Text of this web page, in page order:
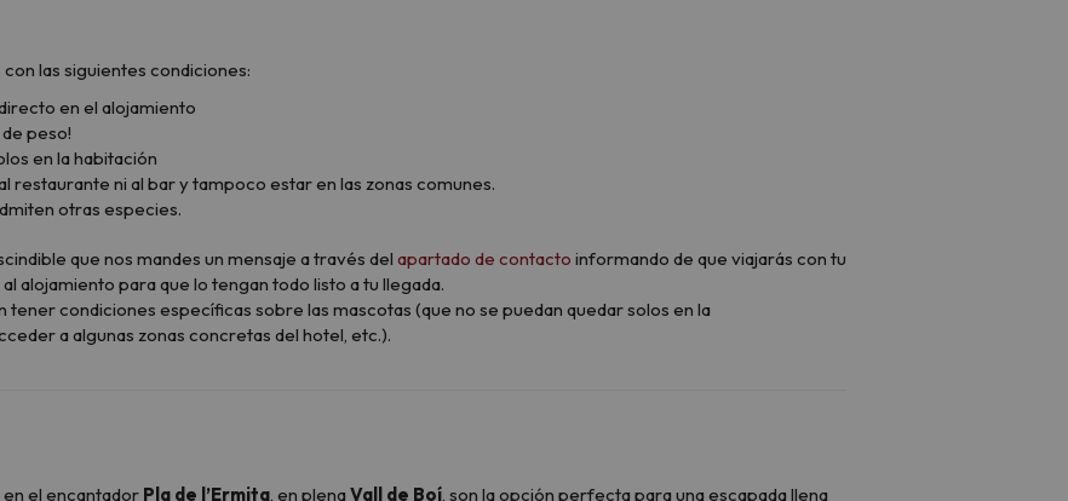
las siguientes condiciones:
en el alojamiento
peso!
en la habitación
restaurante ni al bar y tampoco estar en las zonas comunes.
otras especies.
que nos mandes un mensaje a través del apartado de contacto informando de que viajarás con tu
alojamiento para que lo tengan todo listo a tu llegada.
tener condiciones específicas sobre las mascotas (que no se puedan quedar solos en la
a algunas zonas concretas del hotel, etc.).
en el encantador Pla de l’Ermita, en plenaVall de Boí, son la opción perfecta para una escapada llena